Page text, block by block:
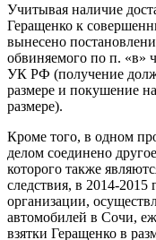
Учитывая наличие
Геращенко к
вынесено
обвиняемого по п. «в»
УК РФ (получение
размере и покушение
размере).
Кроме того, в одном
делом соединено
которого также
следствия, в 2014-2015
организации,
автомобилей в Сочи,
взятки Геращенко в